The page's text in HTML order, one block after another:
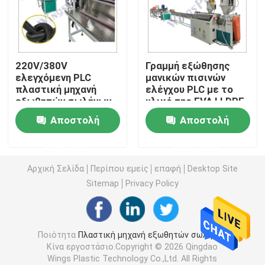
Μηχανή εξωθητών σωλήνων PVC
Γραμμή παραγωγής σωλήνων PPR
Μηχανή εξωθητών σωλήνων PE
Μηχανή εξώθησης ζωνών της PET
Γραμμή παραγωγής λουριών PP
Πλαστική μηχανή εξωθητών φύλλων
220V/380V
ελεγχόμενη PLC
πλαστική μηχανή
εξωθητών σωλήνων
με την ψύξη αέρος/
ύδατοςΑποστολή
Γραμμή εξώθησης
μανικών πισινών
ελέγχου PLC με το
υλικό της EVA LLDPE
Αποστολή
Αρχική Σελίδα Περίπου εμείς επαφή
Desktop Site
Sitemap
Privacy Policy
Ποιότητα Πλαστική μηχανή εξωθητών σωλήνων
Κίνα εργοστάσιο.Copyright © 2026 Qingdao
Wings Plastic Technology Co.,Ltd. All Rights